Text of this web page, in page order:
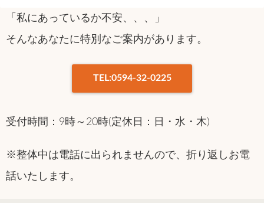
「私にあっているか不安、、、」
そんなあなたに特別なご案内があります。
TEL:0594-32-0225
受付時間：9時～20時(定休日：日・水・木)
※整体中は電話に出られませんので、折り返しお電
話いたします。